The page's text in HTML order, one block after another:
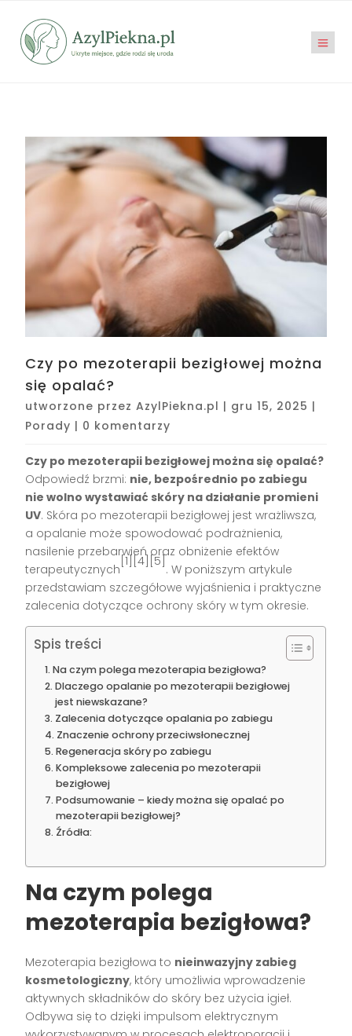
Czy po mezoterapii bezigłowej można
się opalać?
utworzone przezAzylPiekna.pl | gru 15, 2025 |
Porady | 0 komentarzy
Czy po mezoterapii bezigłowej można się opalać?
Odpowiedź brzmi: nie, bezpośrednio po zabiegu
nie wolno wystawiać skóry na działanie promieni
UV. Skóra po mezoterapii bezigłowej jest wrażliwsza,
a opalanie może spowodować podrażnienia,
nasilenie przebarwień oraz obniżenie efektów
terapeutycznych
[1][4][5]
. W poniższym artykule
przedstawiam szczegółowe wyjaśnienia i praktyczne
zalecenia dotyczące ochrony skóry w tym okresie.
Spis treści
Na czym polega mezoterapia bezigłowa?
Dlaczego opalanie po mezoterapii bezigłowej
jest niewskazane?
Zalecenia dotyczące opalania po zabiegu
Znaczenie ochrony przeciwsłonecznej
Regeneracja skóry po zabiegu
Kompleksowe zalecenia po mezoterapii
bezigłowej
Podsumowanie – kiedy można się opalać po
mezoterapii bezigłowej?
Źródła:
Na czym polega
mezoterapia bezigłowa?
Mezoterapia bezigłowa to nieinwazyjny zabieg
kosmetologiczny, który umożliwia wprowadzenie
aktywnych składników do skóry bez użycia igieł.
Odbywa się to dzięki impulsom elektrycznym